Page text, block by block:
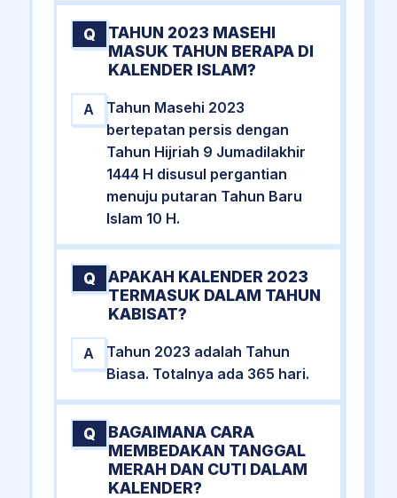
Q
TAHUN 2023 MASEHI
MASUK TAHUN BERAPA DI
KALENDER ISLAM?
A
Tahun Masehi 2023
bertepatan persis dengan
Tahun Hijriah 9 Jumadilakhir
1444 H disusul pergantian
menuju putaran Tahun Baru
Islam 10 H.
Q
APAKAH KALENDER 2023
TERMASUK DALAM TAHUN
KABISAT?
A
Tahun 2023 adalah Tahun
Biasa. Totalnya ada 365 hari.
Q
BAGAIMANA CARA
MEMBEDAKAN TANGGAL
MERAH DAN CUTI DALAM
KALENDER?